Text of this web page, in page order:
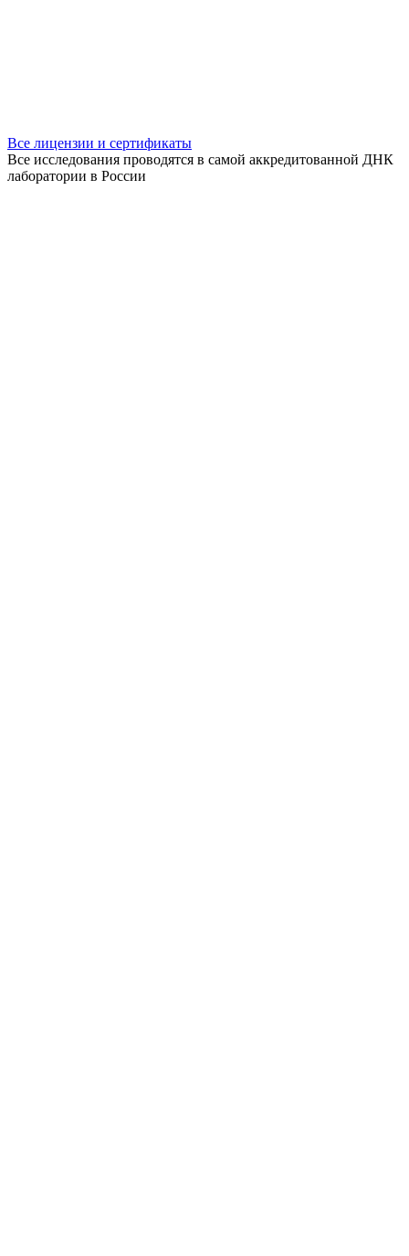
Все лицензии и сертификаты
Все исследования проводятся в самой аккредитованной ДНК
лаборатории в России